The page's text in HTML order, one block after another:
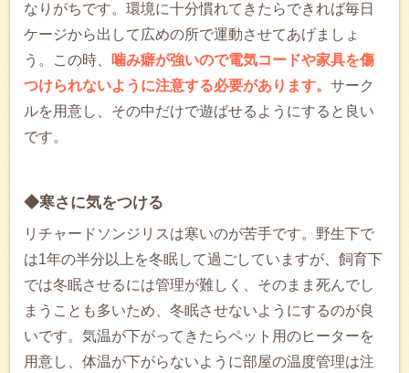
なりがちです。環境に十分慣れてきたらできれば毎日
ケージから出して広めの所で運動させてあげましょ
う。この時、
噛み癖が強いので電気コードや家具を傷
つけられないように注意する必要があります。 サーク
ルを用意し、その中だけで遊ばせるようにすると良い
です。
◆寒さに気をつける
リチャードソンジリスは寒いのが苦手です。野生下で
は1年の半分以上を冬眠して過ごしていますが、飼育下
では冬眠させるには管理が難しく、そのまま死んでし
まうことも多いため、冬眠させないようにするのが良
いです。気温が下がってきたらペット用のヒーターを
用意し、体温が下がらないように部屋の温度管理は注